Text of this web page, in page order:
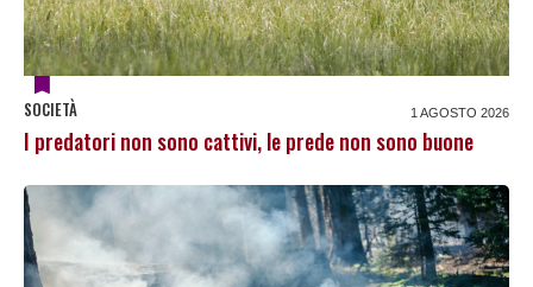
SOCIETÀ 1 AGOSTO 2026
I predatori non sono cattivi, le prede non sono buone